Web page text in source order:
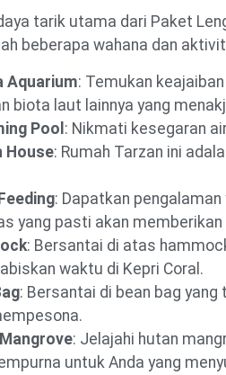
tarik utama dari Paket
beberapa wahana dan
Aquarium: Temukan
biota laut lainnya yang
Pool : Nikmati kesegaran
House: Rumah Tarzan ini
: Dapatkan
yang pasti akan
: Bersantai di atas
waktu di Kepri Coral.
: Bersantai di bean bag
: Jelajahi hutan
untuk Anda yang